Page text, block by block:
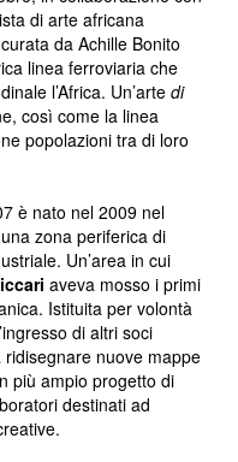
di arte africana
curata da Achille Bonito
linea ferroviaria che
l’Africa. Un’arte di
così come la linea
popolazioni tra di loro
è nato nel 2009 nel
zona periferica di
Un’area in cui
aveva mosso i primi
Istituita per volontà
di altri soci
nuove mappe
più ampio progetto di
destinati ad